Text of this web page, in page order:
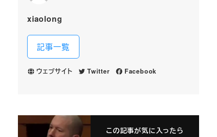
xiaolong
記事一覧
ウェブサイト Twitter Facebook
この記事が気に入ったら